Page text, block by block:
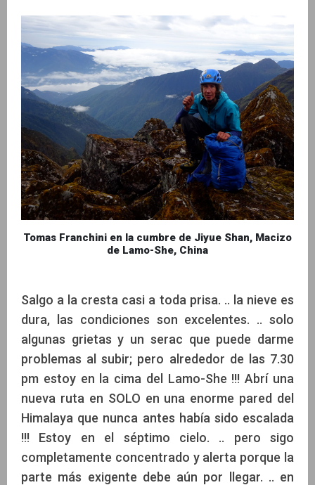
Tomas Franchini en la cumbre de Jiyue Shan, Macizo
de Lamo-She, China
Salgo a la cresta casi a toda prisa. .. la nieve es
dura, las condiciones son excelentes. .. solo
algunas grietas y un serac que puede darme
problemas al subir; pero alrededor de las 7.30
pm estoy en la cima del Lamo-She !!! Abrí una
nueva ruta en SOLO en una enorme pared del
Himalaya que nunca antes había sido escalada
!!! Estoy en el séptimo cielo. .. pero sigo
completamente concentrado y alerta porque la
parte más exigente debe aún por llegar. .. en